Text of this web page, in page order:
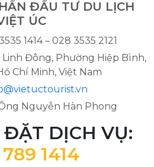
ĐẦU TƯ DU LỊCH
ÚC
1414 – 028 3535 2121
Linh Đông, Phường Hiệp Bình,
Chí Minh, Việt Nam
Nguyễn Hàn Phong
DỊCH VỤ:
1414